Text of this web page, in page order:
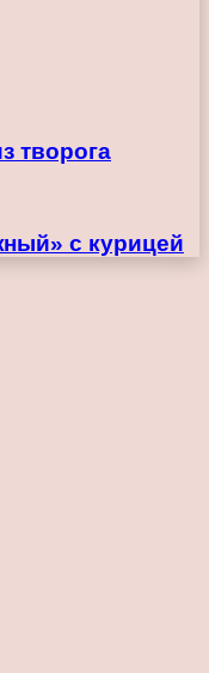
творога
с курицей